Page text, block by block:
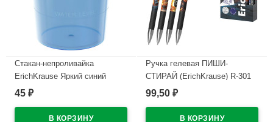
Стакан-непроливайка
ErichKrause Яркий синий
тонированный арт.64886
45 ₽
Ручка гелевая ПИШИ-
СТИРАЙ (ErichKrause) R-301
Магия Кубомир (Magic Block)
99,50 ₽